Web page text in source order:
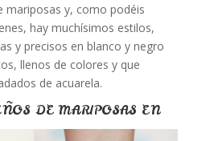
mariposas y, como podéis
hay muchísimos estilos,
y precisos en blanco y negro
llenos de colores y que
de acuarela.
DE MARIPOSAS EN